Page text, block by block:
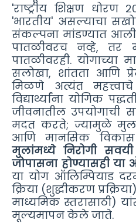
'राष्ट्रीय शिक्षण धोरण
'भारतीय' असल्याचा
संकल्पना मांडण्यात
पातळीवरच नव्हे, तर
पातळीवरही. योगाच्या
सलोखा, शांतता आणि
मिळणे अत्यंत
विद्यार्थ्यांना योगिक
जीवनातील
मदत करते; ज्यामुळे
आणि मानसिक
मुलांमध्ये निरोगी
जोपासना होण्यासही या
या योग ऑलिम्पियाड
क्रिया (शुद्धीकरण
माध्यमिक स्तरासाठी)
मूल्यमापन केले जाते.